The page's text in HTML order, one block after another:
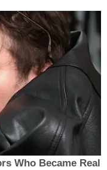
Who Became Real